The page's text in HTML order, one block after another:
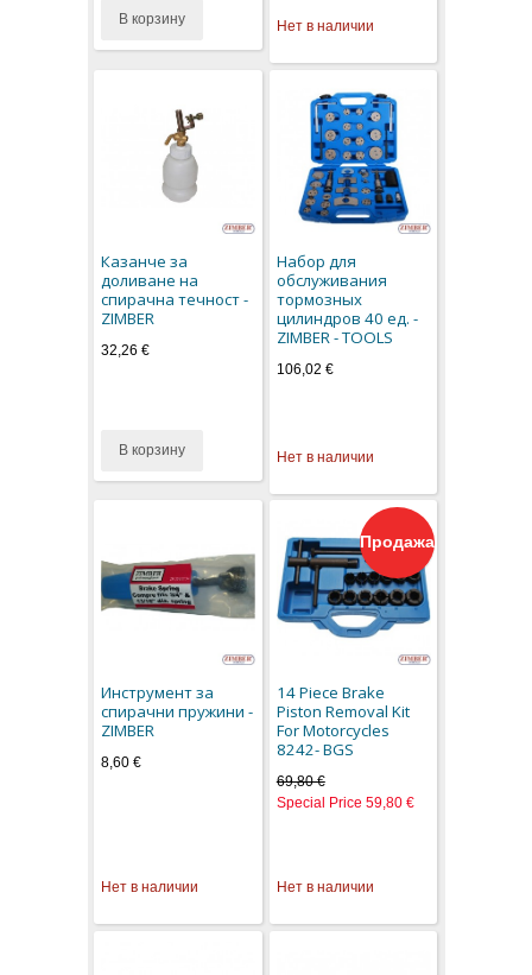
В корзину Нет в наличии
Казанче за
доливане на
спирачна течност -
ZIMBER
32,26 €
В корзину
Набор для
обслуживания
тормозных
цилиндров 40 ед. -
ZIMBER - TOOLS
106,02 €
Нет в наличии
Инструмент за
спирачни пружини -
ZIMBER
8,60 €
Нет в наличии
Продажа
14 Piece Brake
Piston Removal Kit
For Motorcycles
8242- BGS
69,80 €
Special Price 59,80 €
Нет в наличии